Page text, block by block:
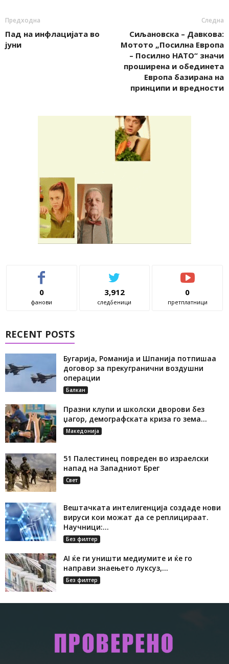
Предходна
Пад на инфлацијата во
јуни
Следна
Сиљановска – Давкова:
Mотото „Посилна Европа
– Посилно НАТО“ значи
проширена и обединета
Европа базирана на
принципи и вредности
0
фанови
3,912
следбеници
0
претплатници
RECENT POSTS
Бугарија, Романија и Шпанија потпишаа
договор за прекугранични воздушни
операции
Балкан
Празни клупи и школски дворови без
џагор, демографската криза го зема...
Македонија
51 Палестинец повреден во израелски
напад на Западниот Брег
Свет
Вештачката интелигенција создаде нови
вируси кои можат да се реплицираат.
Научници:...
Без филтер
AI ќе ги уништи медиумите и ќе го
направи знаењето луксуз,...
Без филтер